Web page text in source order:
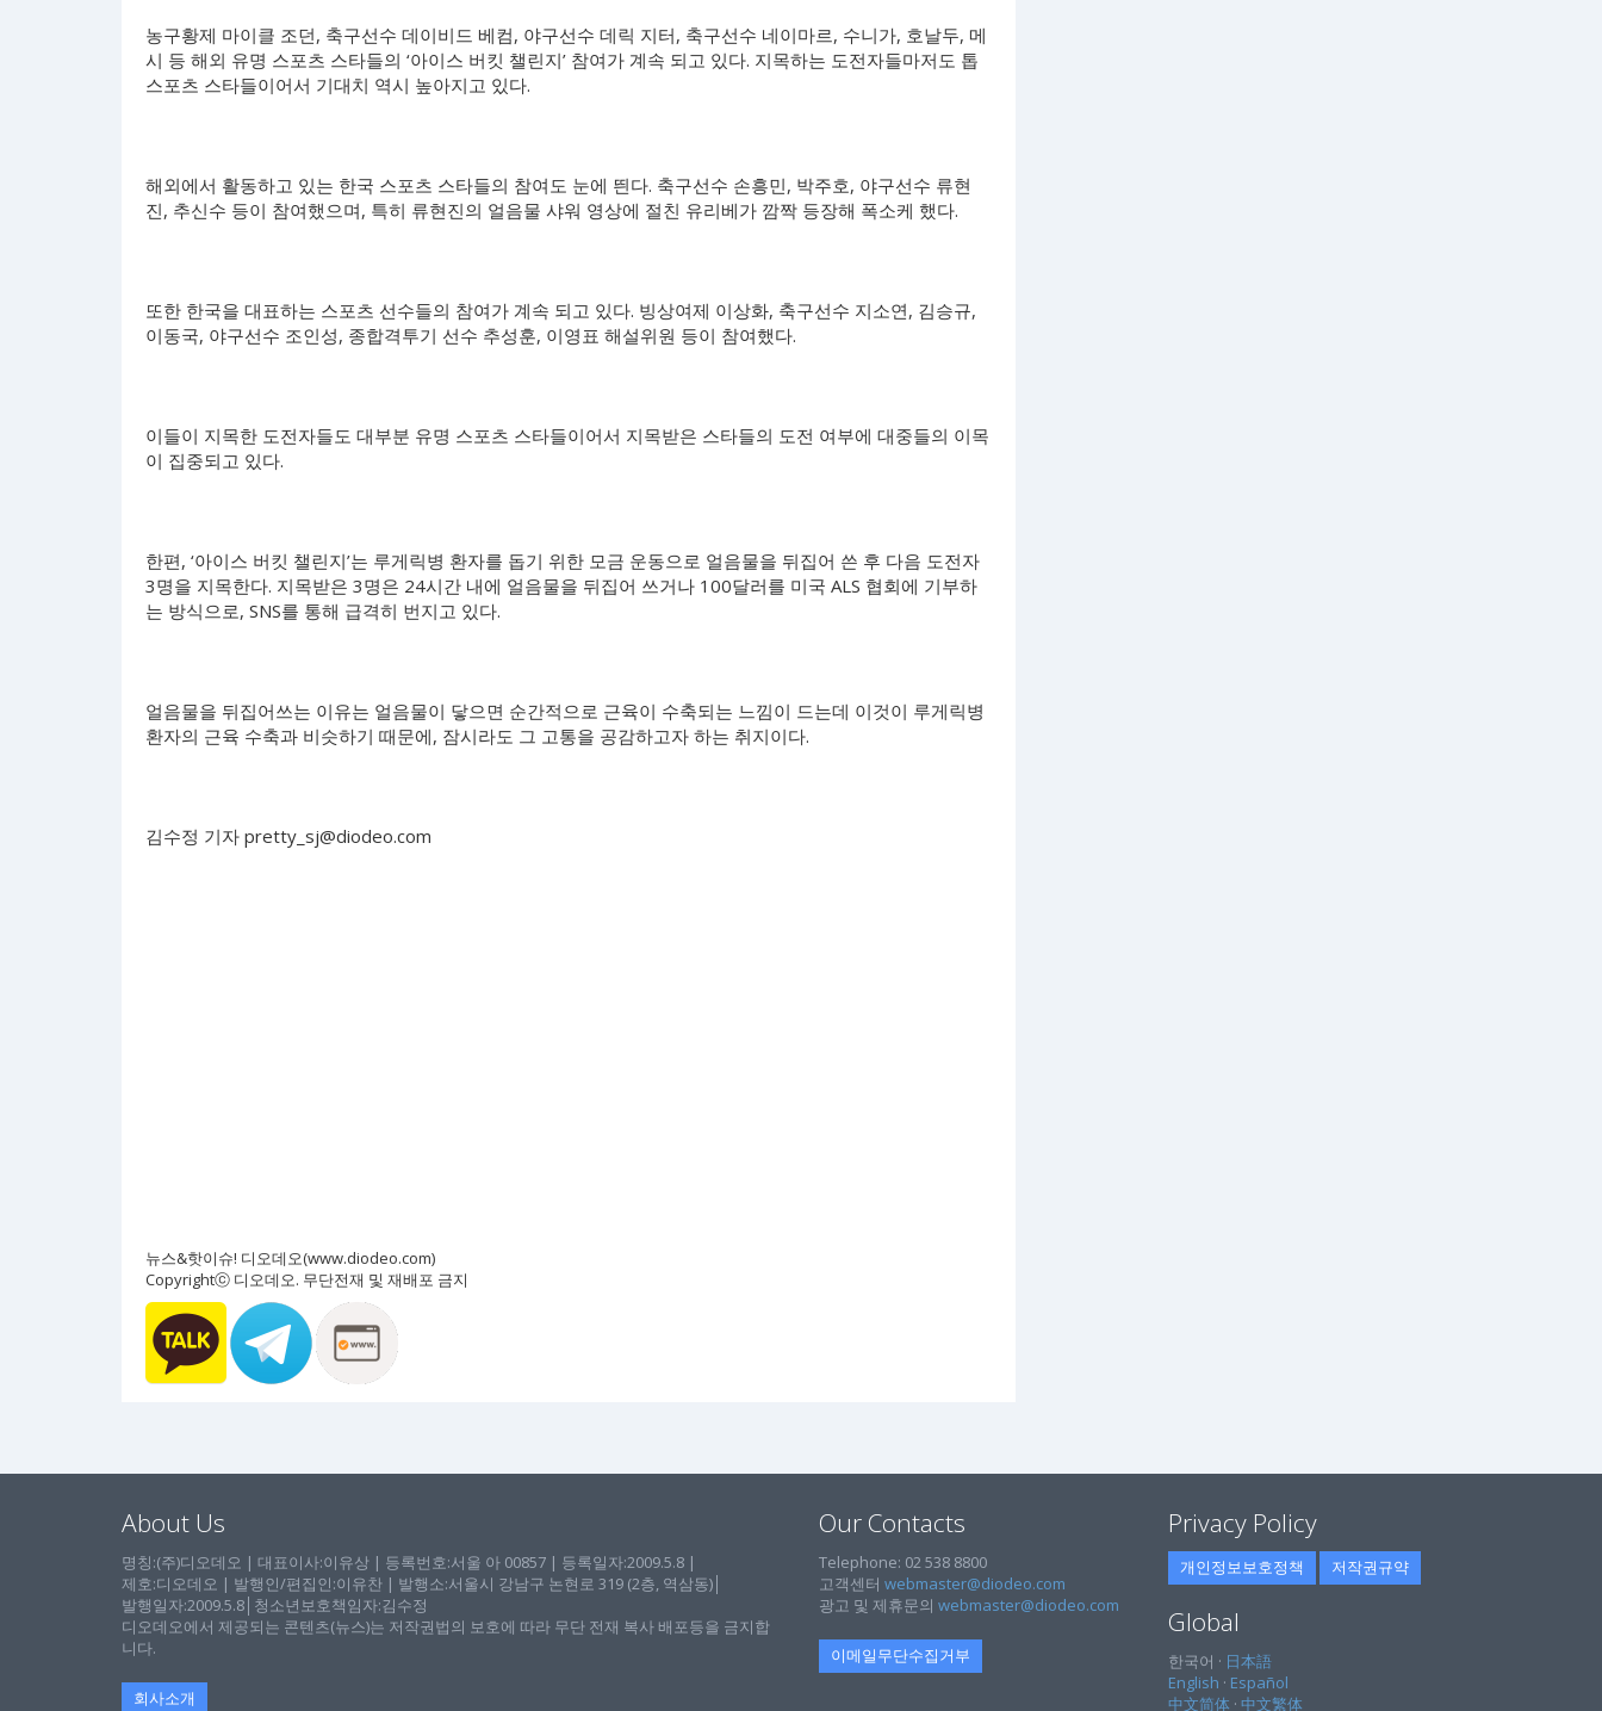
농구황제 마이클 조던, 축구선수 데이비드 베컴, 야구선수 데릭 지터, 축구선수 네이마르, 수니가, 호날두, 메
시 등 해외 유명 스포츠 스타들의 ‘아이스 버킷 챌린지’ 참여가 계속 되고 있다. 지목하는 도전자들마저도 톱
스포츠 스타들이어서 기대치 역시 높아지고 있다.
해외에서 활동하고 있는 한국 스포츠 스타들의 참여도 눈에 띈다. 축구선수 손흥민, 박주호, 야구선수 류현
진, 추신수 등이 참여했으며, 특히 류현진의 얼음물 샤워 영상에 절친 유리베가 깜짝 등장해 폭소케 했다.
또한 한국을 대표하는 스포츠 선수들의 참여가 계속 되고 있다. 빙상여제 이상화, 축구선수 지소연, 김승규,
이동국, 야구선수 조인성, 종합격투기 선수 추성훈, 이영표 해설위원 등이 참여했다.
이들이 지목한 도전자들도 대부분 유명 스포츠 스타들이어서 지목받은 스타들의 도전 여부에 대중들의 이목
이 집중되고 있다.
한편, ‘아이스 버킷 챌린지’는 루게릭병 환자를 돕기 위한 모금 운동으로 얼음물을 뒤집어 쓴 후 다음 도전자
3명을 지목한다. 지목받은 3명은 24시간 내에 얼음물을 뒤집어 쓰거나 100달러를 미국 ALS 협회에 기부하
는 방식으로, SNS를 통해 급격히 번지고 있다.
얼음물을 뒤집어쓰는 이유는 얼음물이 닿으면 순간적으로 근육이 수축되는 느낌이 드는데 이것이 루게릭병
환자의 근육 수축과 비슷하기 때문에, 잠시라도 그 고통을 공감하고자 하는 취지이다.
김수정 기자 pretty_sj@diodeo.com
뉴스&핫이슈! 디오데오(www.diodeo.com)
Copyrightⓒ 디오데오. 무단전재 및 재배포 금지
About Us
명칭:(주)디오데오 | 대표이사:이유상 | 등록번호:서울 아 00857 | 등록일자:2009.5.8 |
제호:디오데오 | 발행인/편집인:이유찬 | 발행소:서울시 강남구 논현로 319 (2층, 역삼동)│
발행일자:2009.5.8│청소년보호책임자:김수정
디오데오에서 제공되는 콘텐츠(뉴스)는 저작권법의 보호에 따라 무단 전재 복사 배포등을 금지합
니다.
회사소개
Our Contacts
Telephone: 02 538 8800
고객센터 webmaster@diodeo.com
광고 및 제휴문의 webmaster@diodeo.com
이메일무단수집거부
Privacy Policy
개인정보보호정책 저작권규약
Global
한국어 · 日本語
English · Español
中文简体 · 中文繁体